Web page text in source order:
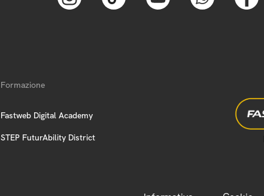
Formazione
Fastweb Digital Academy
STEP FuturAbility District